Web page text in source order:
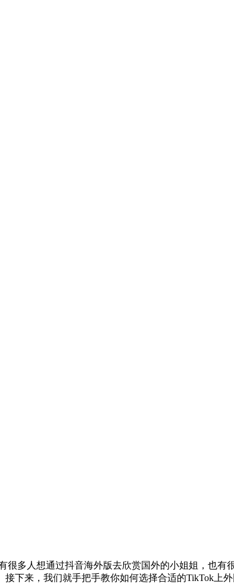
多人想通过抖音海外版去欣赏国外的小姐姐，也有
下来，我们就手把手教你如何选择合适的TikTok上